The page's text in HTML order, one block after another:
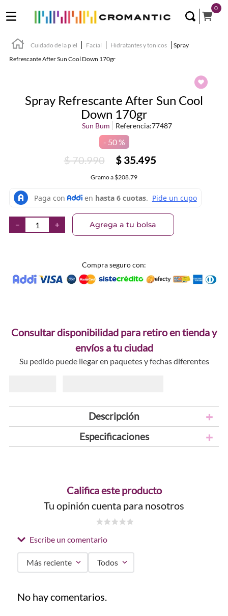
0
Cuidado de la piel Facial Hidratantes y tonicos
Spray
Refrescante After Sun Cool Down 170gr
Spray Refrescante After Sun Cool
Down 170gr
Sun Bum Referencia:77487
50 %
$70.990 $ 35.495
Gramoa $208.79
＋
－ Agrega a tu bolsa
Compra seguro con:
Consultar disponibilidad para retiro en tienda y
envíos a tu ciudad
Su pedido puede llegar en paquetes y fechas diferentes
Descripción
Especificaciones
Califica este producto
Tu opinión cuenta para nosotros
Escribe un comentario
Título
Más reciente Todos
No hay comentarios.